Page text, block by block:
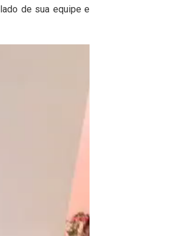
de sua equipe e